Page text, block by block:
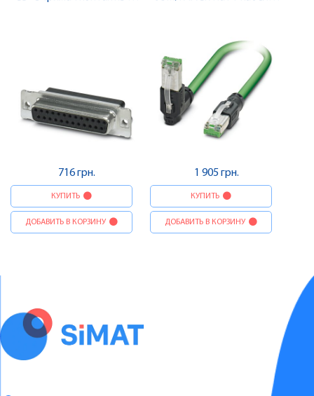
716 грн.
КУПИТЬ
ДОБАВИТЬ В КОРЗИНУ
1 905 грн.
КУПИТЬ
ДОБАВИТЬ В КОРЗИНУ